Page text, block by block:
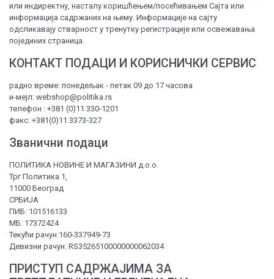
или индиректну, насталу коришћењем/посећивањем Сајта или
информација садржаних на њему. Информације на сајту
одсликавају стварност у тренутку регистрације или освежавања
појединих страница.
КОНТАКТ ПОДАЦИ И КОРИСНИЧКИ СЕРВИС
радно време: понедељак - петак 09 до 17 часова
и-мејл: webshop@politika.rs
телефон : +381 (0)11 330-1201
факс: +381(0)11 3373-327
Званични подаци
ПОЛИТИКА НОВИНЕ И МАГАЗИНИ д.о.о.
Трг Политика 1,
11000 Београд
СРБИЈА
ПИБ: 101516133
МБ: 17372424
Текући рачун:160-337949-73
Девизни рачун: RS35265100000000062034
ПРИСТУП САДРЖАЈИМА ЗА